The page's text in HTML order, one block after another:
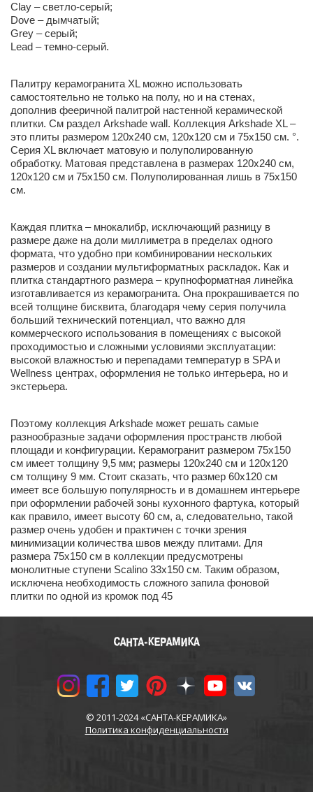
Clay – светло-серый;
Dove – дымчатый;
Grey – серый;
Lead – темно-серый.
Палитру керамогранита XL можно использовать
самостоятельно не только на полу, но и на стенах,
дополнив фееричной палитрой настенной керамической
плитки. См раздел Arkshade wall. Коллекция Arkshade XL –
это плиты размером 120х240 см, 120х120 см и 75х150 см. °.
Серия XL включает матовую и полуполированную
обработку. Матовая представлена в размерах 120х240 см,
120х120 см и 75х150 см. Полуполированная лишь в 75х150
см.
Каждая плитка – мнокалибр, исключающий разницу в
размере даже на доли миллиметра в пределах одного
формата, что удобно при комбинировании нескольких
размеров и создании мультиформатных раскладок. Как и
плитка стандартного размера – крупноформатная линейка
изготавливается из керамогранита. Она прокрашивается по
всей толщине бисквита, благодаря чему серия получила
больший технический потенциал, что важно для
коммерческого использования в помещениях с высокой
проходимостью и сложными условиями эксплуатации:
высокой влажностью и перепадами температур в SPA и
Wellness центрах, оформления не только интерьера, но и
экстерьера.
Поэтому коллекция Arkshade может решать самые
разнообразные задачи оформления пространств любой
площади и конфигурации. Керамогранит размером 75х150
см имеет толщину 9,5 мм; размеры 120х240 см и 120х120
см толщину 9 мм. Стоит сказать, что размер 60х120 см
имеет все большую популярность и в домашнем интерьере
при оформлении рабочей зоны кухонного фартука, который
как правило, имеет высоту 60 см, а, следовательно, такой
размер очень удобен и практичен с точки зрения
минимизации количества швов между плитами. Для
размера 75х150 см в коллекции предусмотрены
монолитные ступени Scalino 33х150 см. Таким образом,
исключена необходимость сложного запила фоновой
плитки по одной из кромок под 45
© 2011-2024 «САНТА-КЕРАМИКА»
Политика конфиденциальности